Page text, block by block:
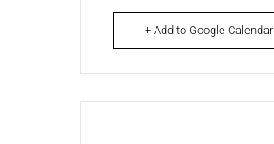
+ Add to Google Calendar